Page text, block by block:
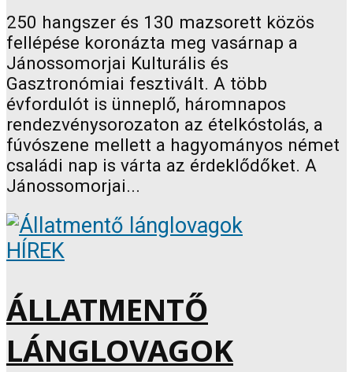
250 hangszer és 130 mazsorett közös
fellépése koronázta meg vasárnap a
Jánossomorjai Kulturális és
Gasztronómiai fesztivált. A több
évfordulót is ünneplő, háromnapos
rendezvénysorozaton az ételkóstolás, a
fúvószene mellett a hagyományos német
családi nap is várta az érdeklődőket. A
Jánossomorjai...
HÍREK
ÁLLATMENTŐ
LÁNGLOVAGOK